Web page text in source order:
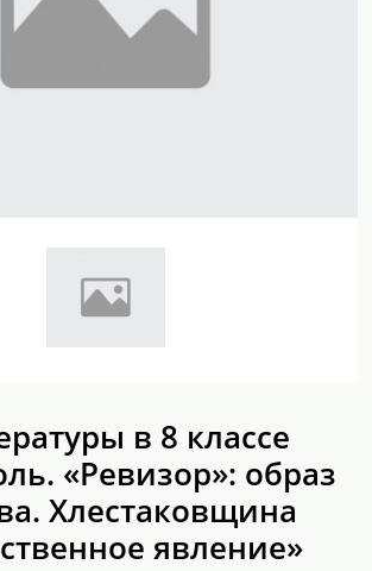
в 8 классе
«Ревизор»: образ
Хлестаковщина
явление»